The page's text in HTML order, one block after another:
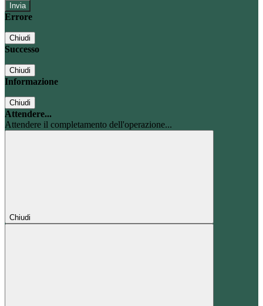
Errore
Chiudi
Successo
Chiudi
Informazione
Chiudi
Attendere...
Attendere il completamento dell'operazione...
Chiudi